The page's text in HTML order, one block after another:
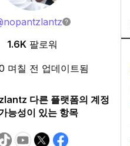
nopantzlantz
1.6K 팔로워
며칠 전 업데이트됨
다른 플랫폼의 계정
능성이 있는 항목